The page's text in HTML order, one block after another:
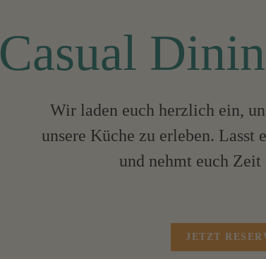
Casual
Wir laden euch herzlich ein,
unsere Küche zu erleben. Lasst
und nehmt euch Zeit
JETZT